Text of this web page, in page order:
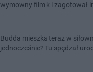
wymowny filmik i zagotował
Budda mieszka teraz w
jednocześnie? Tu spędzał